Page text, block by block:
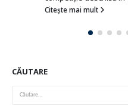
Citește mai mult
CĂUTARE